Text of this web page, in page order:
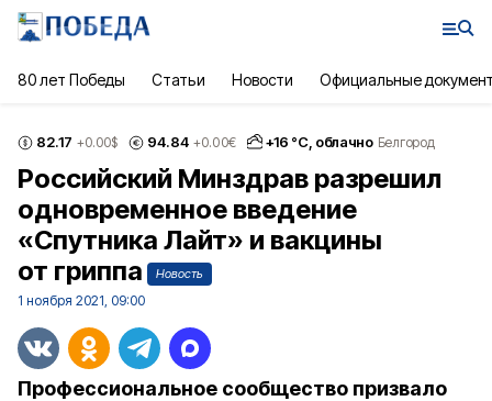
80 лет Победы Статьи Новости Официальные
82.17 +0.00$ 94.84 +0.00€ +16 °С, облачно Белгород
Российский Минздрав разрешил
одновременное введение
«Спутника Лайт» и вакцины
от гриппа
Новость
1 ноября 2021, 09:00
Профессиональное сообщество призвало